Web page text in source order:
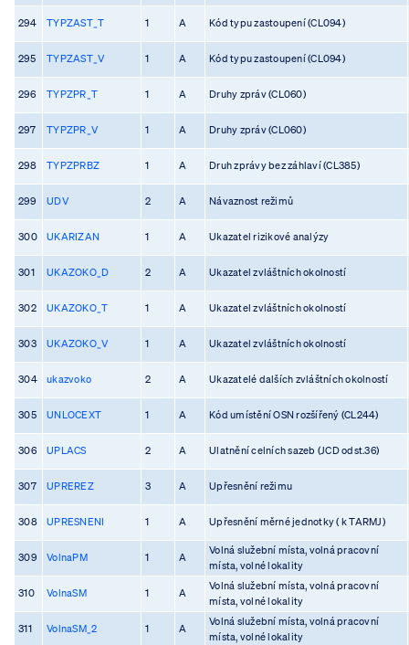
294 TYPZAST_T 1 A Kód typu zastoupení (CL094)
295 TYPZAST_V 1 A Kód typu zastoupení (CL094)
296 TYPZPR_T 1 A Druhy zpráv (CL060)
297 TYPZPR_V 1 A Druhy zpráv (CL060)
298 TYPZPRBZ 1 A Druh zprávy bez záhlaví (CL385)
299 UDV 2 A Návaznost režimů
300 UKARIZAN 1 A Ukazatel rizikové analýzy
301 UKAZOKO_D 2 A Ukazatel zvláštních okolností
302 UKAZOKO_T 1 A Ukazatel zvláštních okolností
303 UKAZOKO_V 1 A Ukazatel zvláštních okolností
304 ukazvoko 2 A Ukazatelé dalších zvláštních okolností
305 UNLOCEXT 1 A Kód umístění OSN rozšířený (CL244)
306 UPLACS 2 A Ulatnění celních sazeb (JCD odst.36)
307 UPREREZ 3 A Upřesnění režimu
308 UPRESNENI 1 A Upřesnění měrné jednotky ( k TARMJ)
309 VolnaPM 1 A
Volná služební místa, volná pracovní
místa, volné lokality
310 VolnaSM 1 A
Volná služební místa, volná pracovní
místa, volné lokality
311 VolnaSM_2 1 A
Volná služební místa, volná pracovní
místa, volné lokality